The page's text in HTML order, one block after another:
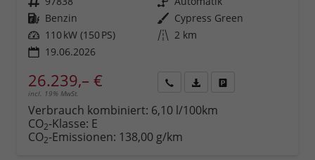
Kraftstoff Benzin Außenfarbe Cypress Green
Leistung 110 kW (150 PS) Kilometerstand 2 km
19.06.2026
26.239,– €
incl. 19% MwSt.
anfordern
Datei,
Verbrauch kombiniert: 6,10 l/100km
CO2-Klasse: E
CO2-Emissionen: 138,00 g/km